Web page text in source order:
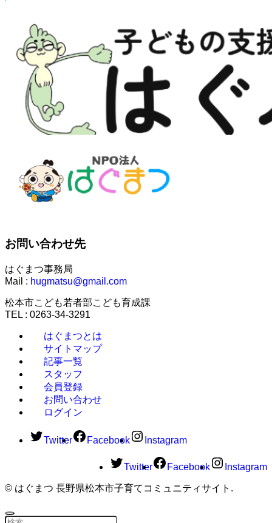
お問い合わせ先
はぐまつ事務局
Mail : hugmatsu@gmail.com
松本市こども若者部こども育成課
TEL : 0263-34-3291
はぐまつとは
サイトマップ
記事一覧
スタッフ
会員登録
お問い合わせ
ログイン
Twitter Facebook Instagram
Twitter Facebook Instagram
© はぐまつ 長野県松本市子育てコミュニティサイト.